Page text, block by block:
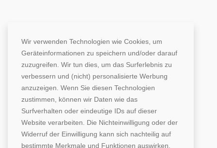
Wir verwenden Technologien wie Cookies, um
Geräteinformationen zu speichern und/oder darauf
zuzugreifen. Wir tun dies, um das Surferlebnis zu
verbessern und (nicht) personalisierte Werbung
anzuzeigen. Wenn Sie diesen Technologien
zustimmen, können wir Daten wie das
Surfverhalten oder eindeutige IDs auf dieser
Website verarbeiten. Die Nichteinwilligung oder der
Widerruf der Einwilligung kann sich nachteilig auf
bestimmte Merkmale und Funktionen auswirken.